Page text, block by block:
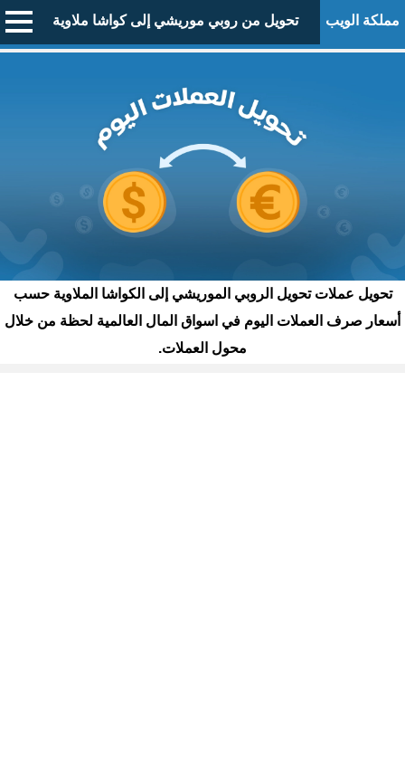
مملكة الويب تحويل من روبي موريشي إلى كواشا ملاوية
تحويل عملات تحويل الروبي الموريشي إلى الكواشا الملاوية حسب
أسعار صرف العملات اليوم في اسواق المال العالمية لحظة من خلال
محول العملات.